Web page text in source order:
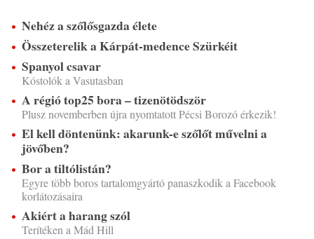
Nehéz a szőlősgazda élete
Összeterelik a Kárpát-medence Szürkéit
Spanyol csavar
Kóstolók a Vasutasban
A régió top25 bora – tizenötödször
Plusz novemberben újra nyomtatott Pécsi Borozó érkezik!
El kell döntenünk: akarunk-e szőlőt művelni a
jövőben?
Bor a tiltólistán?
Egyre több boros tartalomgyártó panaszkodik a Facebook
korlátozásaira
Akiért a harang szól
Terítéken a Mád Hill